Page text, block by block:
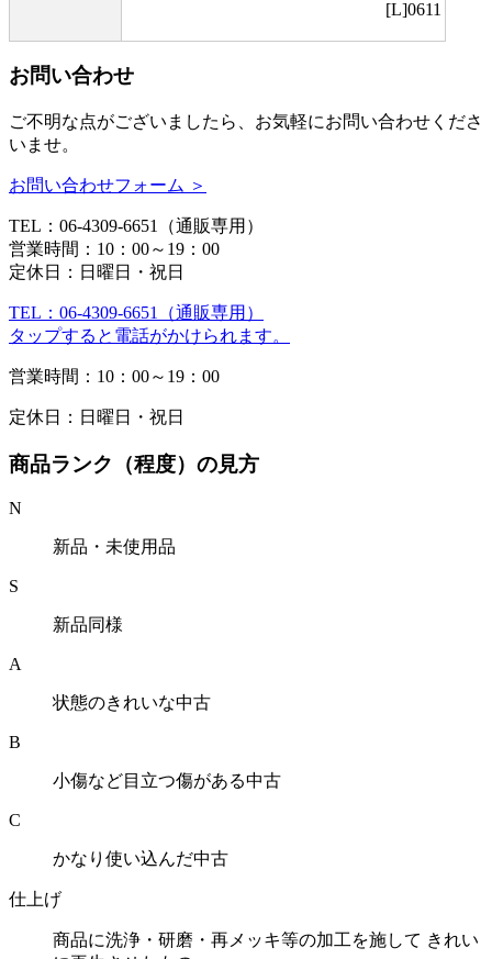
[L]0611
お問い合わせ
ご不明な点がございましたら、お気軽にお問い合わせくださ
いませ。
お問い合わせフォーム ＞
TEL：06-4309-6651（通販専用）
営業時間：10：00～19：00
定休日：日曜日・祝日
TEL：06-4309-6651（通販専用）
タップすると電話がかけられます。
営業時間：10：00～19：00
定休日：日曜日・祝日
商品ランク（程度）の見方
N
新品・未使用品
S
新品同様
A
状態のきれいな中古
B
小傷など目立つ傷がある中古
C
かなり使い込んだ中古
仕上げ
商品に洗浄・研磨・再メッキ等の加工を施して きれい